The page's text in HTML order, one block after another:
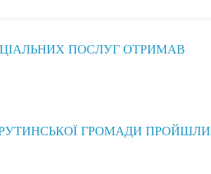
ПОСЛУГ ОТРИМАВ
ГРОМАДИ ПРОЙШЛИ